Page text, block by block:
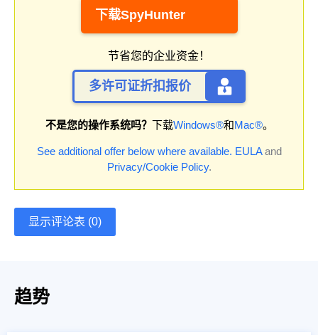
下载SpyHunter
节省您的企业资金！
多许可证折扣报价
不是您的操作系统吗？ 下载Windows®和Mac®。
See additional offer below where available. EULAand
Privacy/Cookie Policy.
显示评论表 (0)
趋势